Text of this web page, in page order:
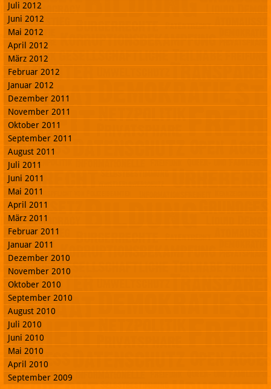
Juli 2012
Juni 2012
Mai 2012
April 2012
März 2012
Februar 2012
Januar 2012
Dezember 2011
November 2011
Oktober 2011
September 2011
August 2011
Juli 2011
Juni 2011
Mai 2011
April 2011
März 2011
Februar 2011
Januar 2011
Dezember 2010
November 2010
Oktober 2010
September 2010
August 2010
Juli 2010
Juni 2010
Mai 2010
April 2010
September 2009